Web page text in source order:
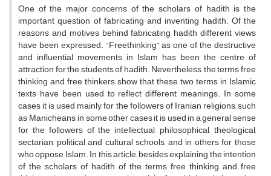
One of the major concerns of the scholars of hadith is the
important question of fabricating and inventing hadith. Of the
reasons and motives behind fabricating hadith different views
have been expressed. “Freethinking” as one of the destructive
and influential movements in Islam has been the centre of
attraction for the students of hadith. Nevertheless, the terms free
thinking and free thinkers show that these two terms in Islamic
texts have been used to reflect different meanings. In some
cases it is used mainly for the followers of Iranian religions, such
as Manicheans, in some other cases it is used in a general sense
for the followers of the intellectual, philosophical, theological,
sectarian, political and cultural schools, and in others for those
who oppose Islam. In this article, besides explaining the intention
of the scholars of hadith of the terms free thinking and free